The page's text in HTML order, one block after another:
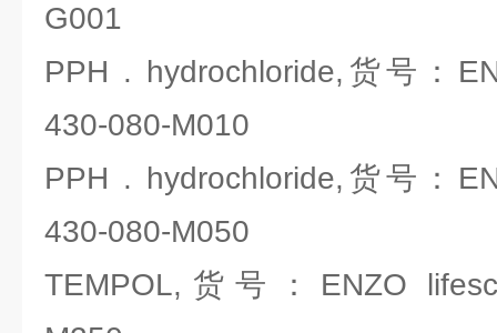
G001
PPH . hydrochloride,货号：
430-080-M010
PPH . hydrochloride,货号：
430-080-M050
TEMPOL,货号：ENZO